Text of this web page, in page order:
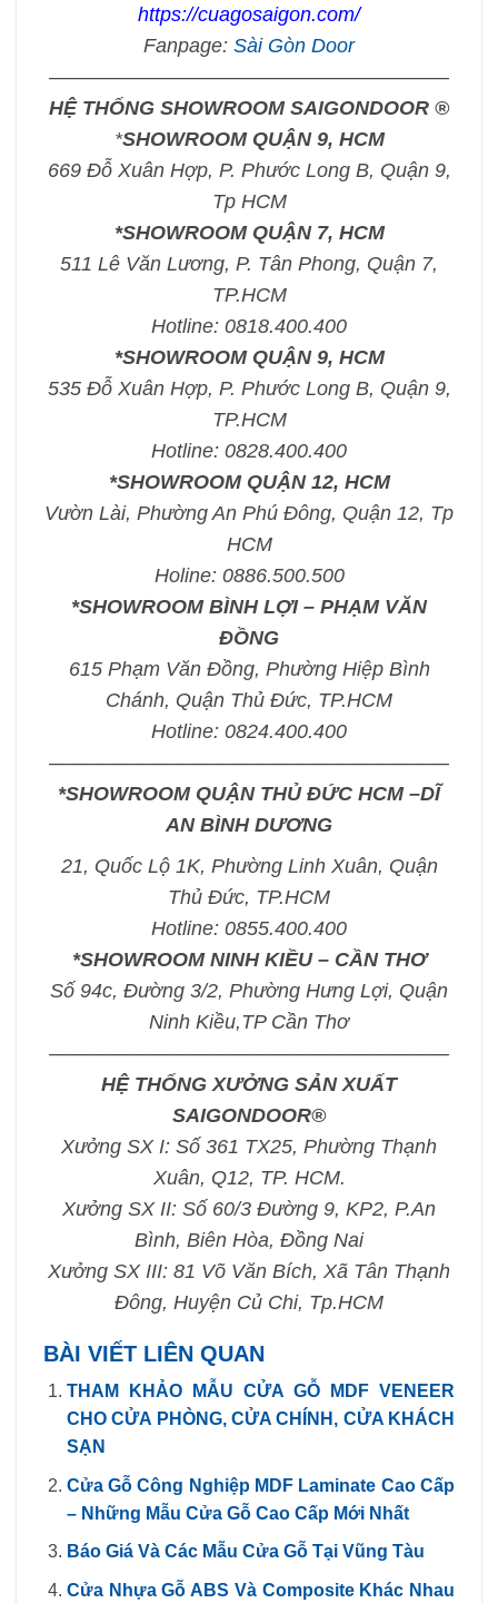
https://cuagosaigon.com/
Fanpage: Sài Gòn Door
————————————————————
HỆ THỐNG SHOWROOM SAIGONDOOR ®
*SHOWROOM QUẬN 9, HCM
669 Đỗ Xuân Hợp, P. Phước Long B, Quận 9,
Tp HCM
*SHOWROOM QUẬN 7, HCM
511 Lê Văn Lương, P. Tân Phong, Quận 7,
TP.HCM
Hotline: 0818.400.400
*SHOWROOM QUẬN 9, HCM
535 Đỗ Xuân Hợp, P. Phước Long B, Quận 9,
TP.HCM
Hotline: 0828.400.400
*SHOWROOM QUẬN 12, HCM
Vườn Lài, Phường An Phú Đông, Quận 12, Tp
HCM
Holine: 0886.500.500
*SHOWROOM BÌNH LỢI – PHẠM VĂN
ĐỒNG
615 Phạm Văn Đồng, Phường Hiệp Bình
Chánh, Quận Thủ Đức, TP.HCM
Hotline: 0824.400.400
————————————————————
*SHOWROOM QUẬN THỦ ĐỨC HCM –DĨ
AN BÌNH DƯƠNG
21, Quốc Lộ 1K, Phường Linh Xuân, Quận
Thủ Đức, TP.HCM
Hotline: 0855.400.400
*SHOWROOM NINH KIỀU – CẦN THƠ
Số 94c, Đường 3/2, Phường Hưng Lợi, Quận
Ninh Kiều,TP Cần Thơ
————————————————————
HỆ THỐNG XƯỞNG SẢN XUẤT
SAIGONDOOR®
Xưởng SX I: Số 361 TX25, Phường Thạnh
Xuân, Q12, TP. HCM.
Xưởng SX II: Số 60/3 Đường 9, KP2, P.An
Bình, Biên Hòa, Đồng Nai
Xưởng SX III: 81 Võ Văn Bích, Xã Tân Thạnh
Đông, Huyện Củ Chi, Tp.HCM
BÀI VIẾT LIÊN QUAN
THAM KHẢO MẪU CỬA GỖ MDF VENEER
CHO CỬA PHÒNG, CỬA CHÍNH, CỬA KHÁCH
SẠN
Cửa Gỗ Công Nghiệp MDF Laminate Cao Cấp
– Những Mẫu Cửa Gỗ Cao Cấp Mới Nhất
Báo Giá Và Các Mẫu Cửa Gỗ Tại Vũng Tàu
Cửa Nhựa Gỗ ABS Và Composite Khác Nhau